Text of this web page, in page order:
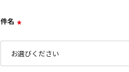
件名 *